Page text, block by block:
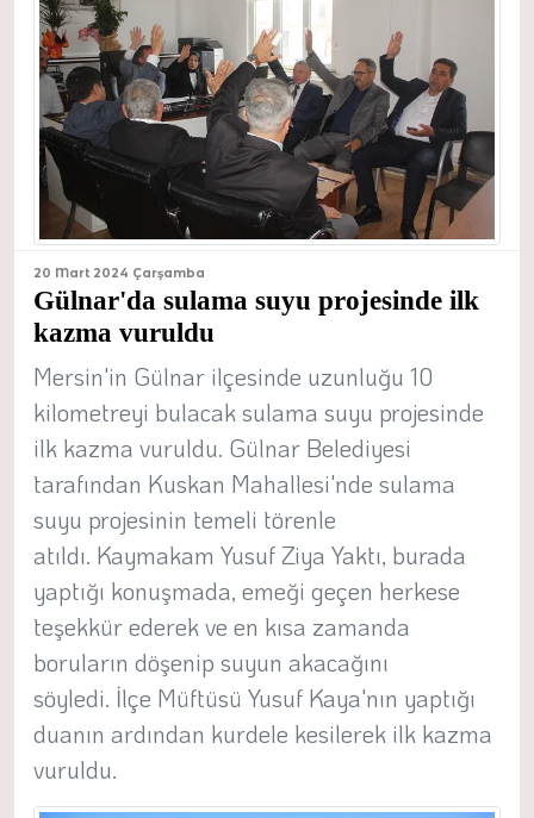
20 Mart 2024 Çarşamba
Gülnar'da sulama suyu projesinde ilk
kazma vuruldu
Mersin'in Gülnar ilçesinde uzunluğu 10
kilometreyi bulacak sulama suyu projesinde
ilk kazma vuruldu. Gülnar Belediyesi
tarafından Kuskan Mahallesi'nde sulama
suyu projesinin temeli törenle
atıldı. Kaymakam Yusuf Ziya Yaktı, burada
yaptığı konuşmada, emeği geçen herkese
teşekkür ederek ve en kısa zamanda
boruların döşenip suyun akacağını
söyledi. İlçe Müftüsü Yusuf Kaya'nın yaptığı
duanın ardından kurdele kesilerek ilk kazma
vuruldu.